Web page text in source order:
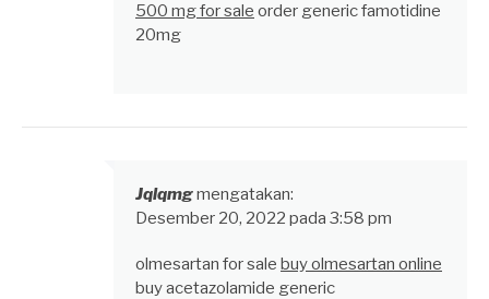
500 mg for sale order generic famotidine
20mg
Jqlqmgmengatakan:
Desember 20, 2022 pada 3:58 pm
olmesartan for sale buy olmesartan online
buy acetazolamide generic